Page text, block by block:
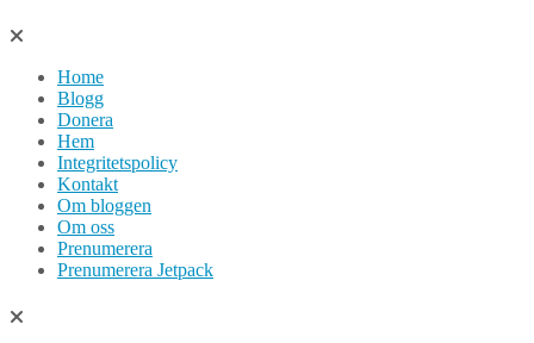
Hoppa
innehållHome
Blogg
Donera
Hem
Integritetspolicy
Kontakt
Om bloggen
Om oss
Prenumerera
Prenumerera Jetpack